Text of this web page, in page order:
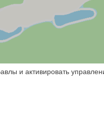
и активировать